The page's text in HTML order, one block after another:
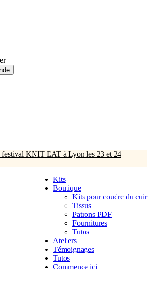
festival KNIT EAT à Lyon les 23 et 24
Kits
Boutique
Kits pour coudre du cuir
Tissus
Patrons PDF
Fournitures
Tutos
Ateliers
Témoignages
Tutos
Commence ici